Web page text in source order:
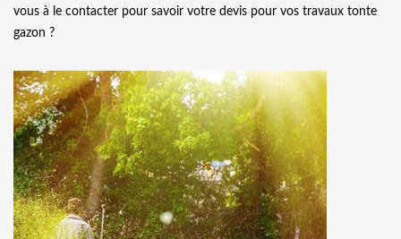
vous à le contacter pour savoir votre devis pour vos travaux tonte
gazon ?